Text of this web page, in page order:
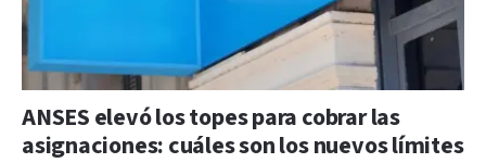
ANSES elevó los topes para cobrar las
asignaciones: cuáles son los nuevos límites